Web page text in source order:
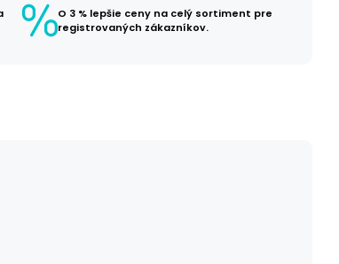
O 3 % lepšie ceny na celý sortiment pre
registrovaných zákazníkov.